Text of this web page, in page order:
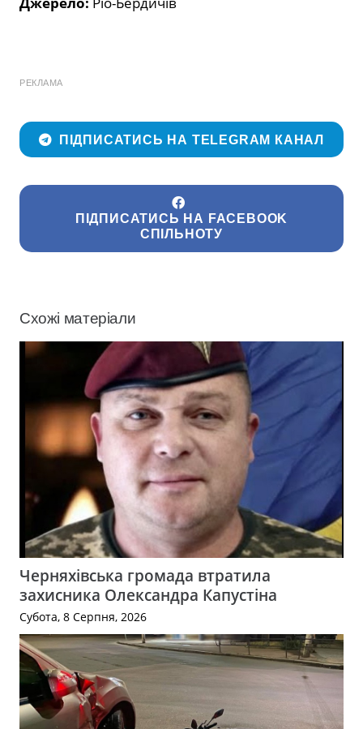
РЕКЛАМА
ПІДПИСАТИСЬ НА TELEGRAM КАНАЛ
ПІДПИСАТИСЬ НА FACEBOOK
СПІЛЬНОТУ
Схожі матеріали
Черняхівська громада втратила
захисника Олександра Капустіна
Субота, 8 Серпня, 2026